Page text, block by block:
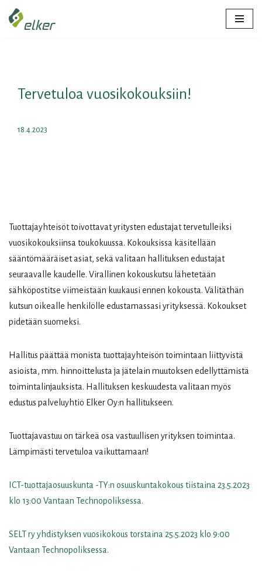
Siirry
Tervetuloa vuosikokouksiin!
18.4.2023
Tuottajayhteisöt toivottavat yritysten edustajat tervetulleiksi
vuosikokouksiinsa toukokuussa. Kokouksissa käsitellään
sääntömääräiset asiat, sekä valitaan hallituksen edustajat
seuraavalle kaudelle. Virallinen kokouskutsu lähetetään
sähköpostitse viimeistään kuukausi ennen kokousta. Välitäthän
kutsun oikealle henkilölle edustamassasi yrityksessä. Kokoukset
pidetään suomeksi.
Hallitus päättää monista tuottajayhteisön toimintaan liittyvistä
asioista, mm. hinnoittelusta ja jätelain muutoksen edellyttämistä
toimintalinjauksista. Hallituksen keskuudesta valitaan myös
edustus palveluyhtiö Elker Oy:n hallitukseen.
Tuottajavastuu on tärkeä osa vastuullisen yrityksen toimintaa.
Lämpimästi tervetuloa vaikuttamaan!
ICT-tuottajaosuuskunta -TY:n osuuskuntakokous tiistaina 23.5.2023
klo 13:00 Vantaan Technopoliksessa.
SELT ry yhdistyksen vuosikokous torstaina 25.5.2023 klo 9:00
Vantaan Technopoliksessa.